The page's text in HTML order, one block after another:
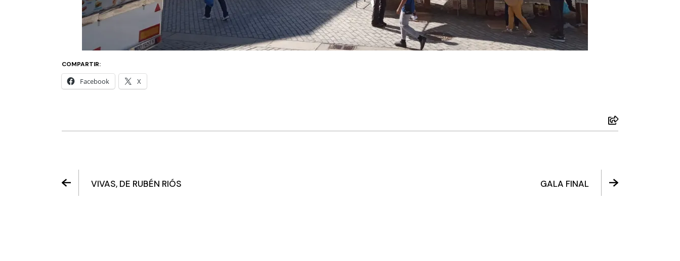
COMPARTIR:
Facebook X
VIVAS, DE RUBÉN RIÓS GALA FINAL